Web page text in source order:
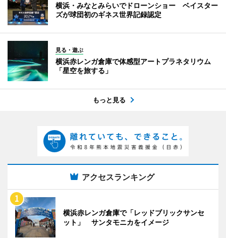
横浜・みなとみらいでドローンショー ベイスター
ズが球団初のギネス世界記録認定
見る・遊ぶ
横浜赤レンガ倉庫で体感型アートプラネタリウム
「星空を旅する」
もっと見る
アクセスランキング
横浜赤レンガ倉庫で「レッドブリックサンセ
ット」 サンタモニカをイメージ